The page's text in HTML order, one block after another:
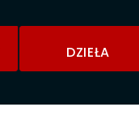
DZIEŁA